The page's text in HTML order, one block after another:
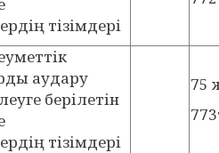
тізімдері
аудару
берілетін
тізімдері
75